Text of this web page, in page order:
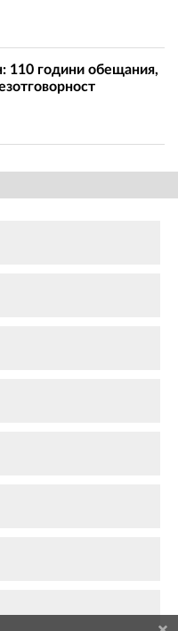
110 години обещания,